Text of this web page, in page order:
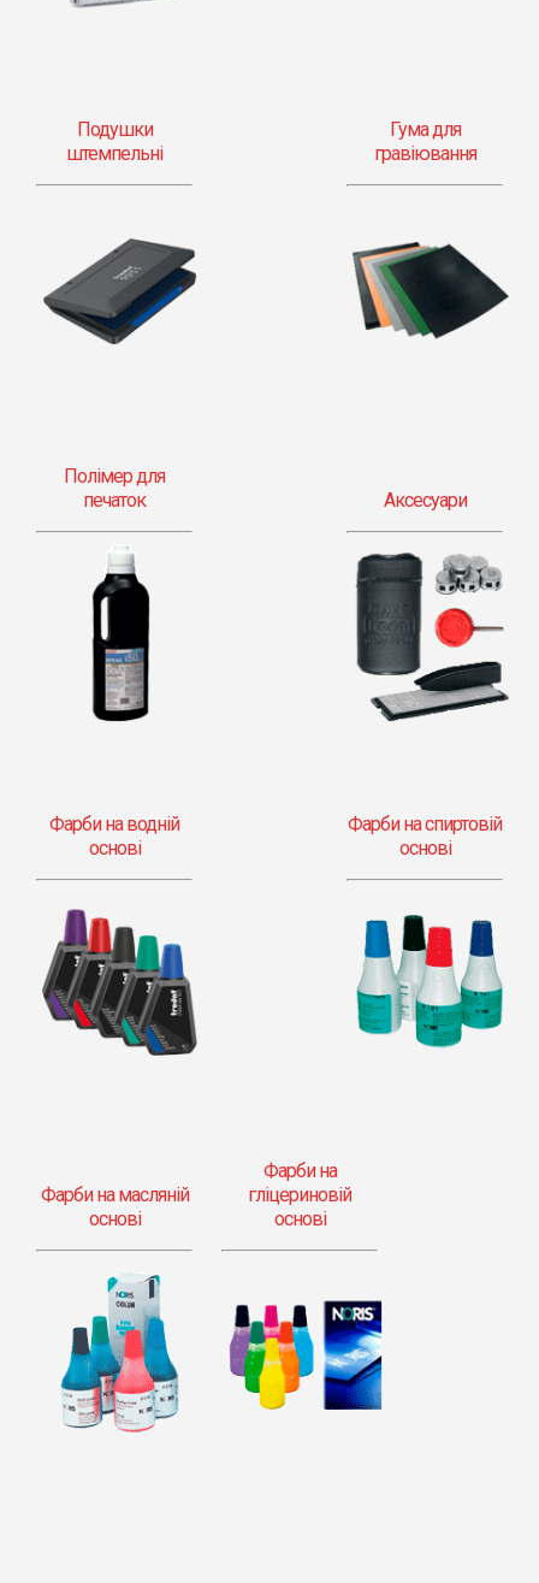
Подушки
штемпельні
Гума для
гравіювання
Полімер для
печаток
Аксесуари
Фарби на водній
основі
Фарби на спиртовій
основі
Фарби на масляній
основі
Фарби на
гліцериновій
основі